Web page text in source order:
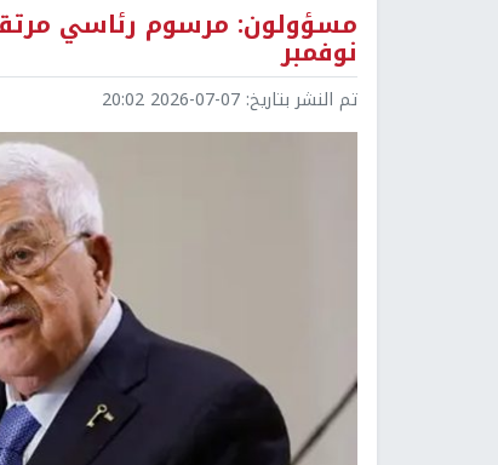
نوفمبر
تم النشر بتاريخ: 2026-07-07 20:02